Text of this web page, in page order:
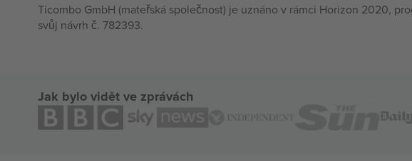
Ticombo GmbH (mateřská společnost) je uznáno v rámci Horizon 2020,
svůj návrh č. 782393.
Jak bylo vidět ve zprávách